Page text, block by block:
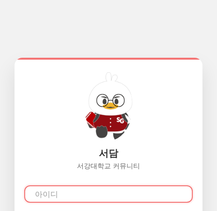
서담
서강대학교 커뮤니티